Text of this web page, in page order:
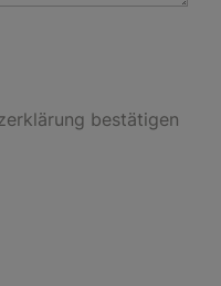
bestätigen